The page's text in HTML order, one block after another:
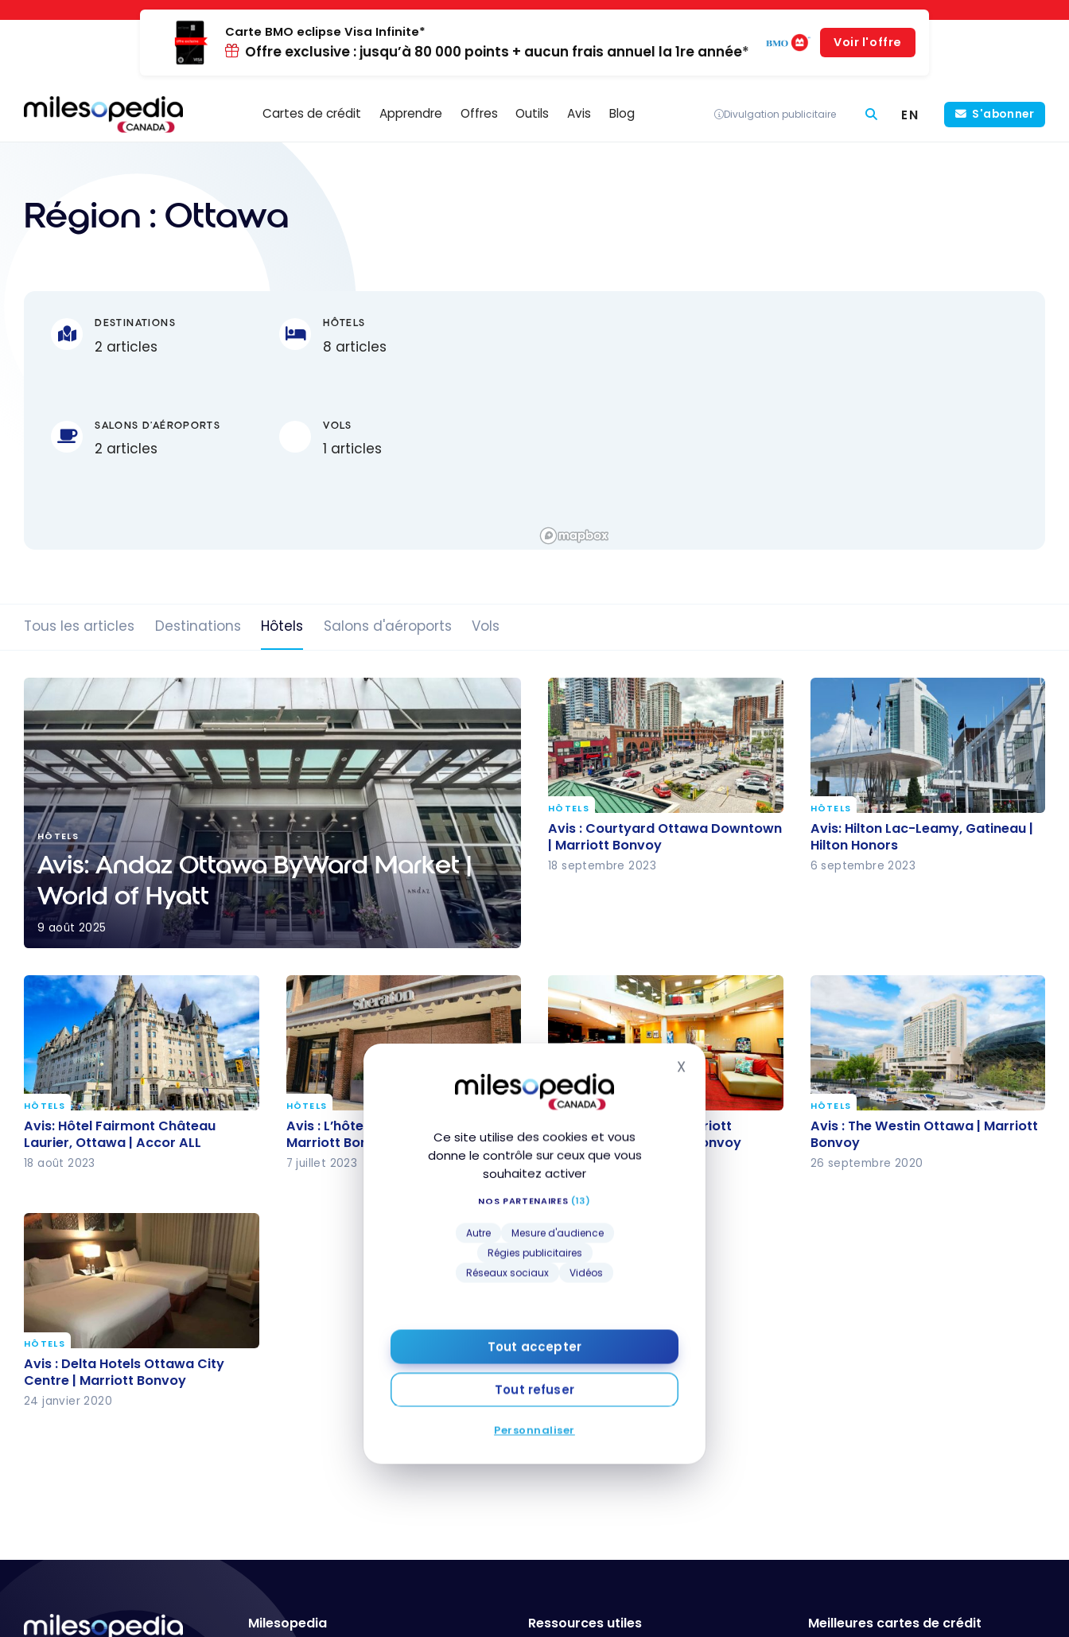
Panneau de gestion des cookies
Ce site utilise des cookies et vous
donne le contrôle sur ceux que vous
souhaitez activer
NOS PARTENAIRES (13)
Autre
Mesure d'audience
Régies publicitaires
Réseaux sociaux
Vidéos
Tout accepter
Tout refuser
Personnaliser
XMasquer le bandeau des cookies
Carte BMO eclipse Visa Infinite*
Offre exclusive : jusqu’à 80 000 points + aucun frais annuel la 1re année*
Voir l'offre
Cartes de crédit Apprendre Offres Outils Avis Blog Divulgation publicitaire EN S'abonner
Région : Ottawa
DESTINATIONS
2 articles
HÔTELS
8 articles
SALONS D'AÉROPORTS
2 articles
VOLS
1 articles
Tous les articles Destinations Hôtels Salons d'aéroports Vols
HÔTELS
Avis: Andaz Ottawa ByWard Market |
World of Hyatt
9 août 2025
Avis : Courtyard Ottawa
Downtown | Marriott Bonvoy
HÔTELS
Avis : Courtyard Ottawa Downtown
| Marriott Bonvoy
18 septembre 2023
Avis: Hilton Lac-Leamy, Gatineau |
Hilton Honors
HÔTELS
Avis: Hilton Lac-Leamy, Gatineau |
Hilton Honors
6 septembre 2023
Avis: Hôtel Fairmont Château
Laurier, Ottawa | Accor ALL
HÔTELS
Avis: Hôtel Fairmont Château
Laurier, Ottawa | Accor ALL
18 août 2023
Avis : L’hôtel Sheraton Ottawa |
Marriott Bonvoy
HÔTELS
Avis : L’hôtel Sheraton Ottawa |
Marriott Bonvoy
7 juillet 2023
Avis : Courtyard by Marriott
Ottawa-Est | Marriott Bonvoy
HÔTELS
Avis : Courtyard by Marriott
Ottawa-Est | Marriott Bonvoy
7 janvier 2022
Avis : The Westin Ottawa |
Marriott Bonvoy
HÔTELS
Avis : The Westin Ottawa | Marriott
Bonvoy
26 septembre 2020
Avis : Delta Hotels Ottawa City
Centre | Marriott Bonvoy
HÔTELS
Avis : Delta Hotels Ottawa City
Centre | Marriott Bonvoy
24 janvier 2020
Milesopedia Ressources utiles Meilleures cartes de crédit